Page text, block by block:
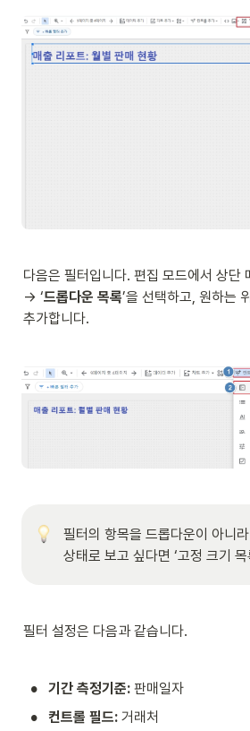
다음은 필터입니다. 편집 모드에서 상단
→ ‘드롭다운 목록’을 선택하고, 원하는
추가합니다.
필터의 항목을 드롭다운이 아니
상태로 보고 싶다면 ‘고정 크기
필터 설정은 다음과 같습니다.
• 기간 측정기준: 판매일자
• 컨트롤 필드: 거래처